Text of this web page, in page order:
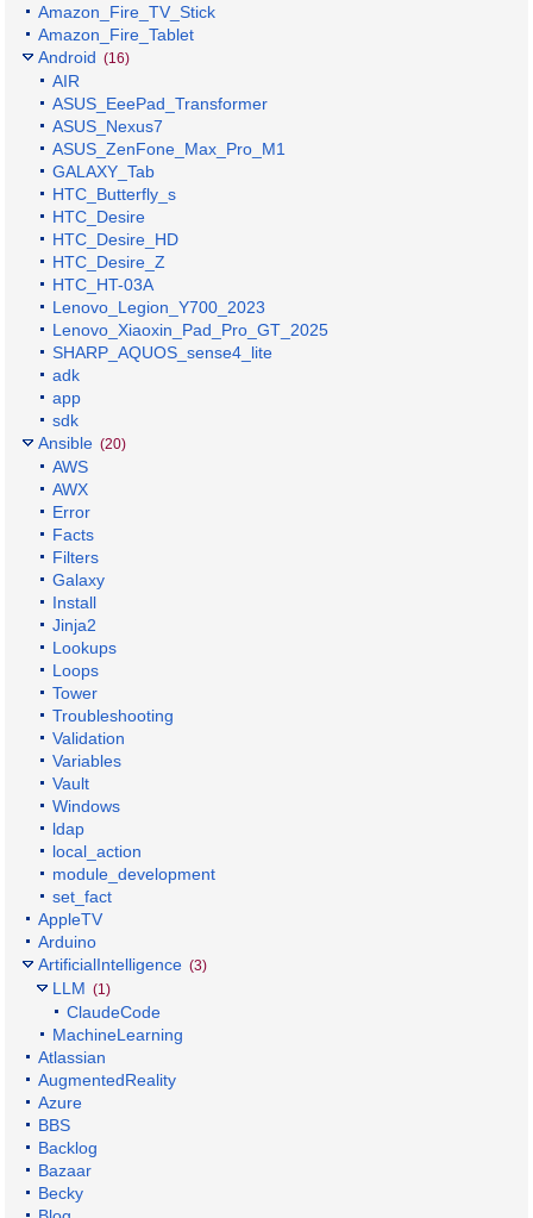
Amazon_Fire_TV_Stick
Amazon_Fire_Tablet
Android (16)
AIR
ASUS_EeePad_Transformer
ASUS_Nexus7
ASUS_ZenFone_Max_Pro_M1
GALAXY_Tab
HTC_Butterfly_s
HTC_Desire
HTC_Desire_HD
HTC_Desire_Z
HTC_HT-03A
Lenovo_Legion_Y700_2023
Lenovo_Xiaoxin_Pad_Pro_GT_2025
SHARP_AQUOS_sense4_lite
adk
app
sdk
Ansible (20)
AWS
AWX
Error
Facts
Filters
Galaxy
Install
Jinja2
Lookups
Loops
Tower
Troubleshooting
Validation
Variables
Vault
Windows
ldap
local_action
module_development
set_fact
AppleTV
Arduino
ArtificialIntelligence (3)
LLM (1)
ClaudeCode
MachineLearning
Atlassian
AugmentedReality
Azure
BBS
Backlog
Bazaar
Becky